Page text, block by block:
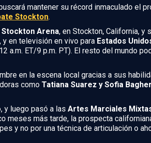
mantener su récord inmaculado el
Stockton.
Stockton Arena, en Stockton, California, y
y en televisión en vivo para Estados
a.m. ET/9 p.m. PT). El resto del mundo
en la escena local gracias a sus
como Tatiana Suarez y Sofia
, y luego pasó a las Artes Marciales
meses más tarde, la prospecta
y no por una técnica de articulación o